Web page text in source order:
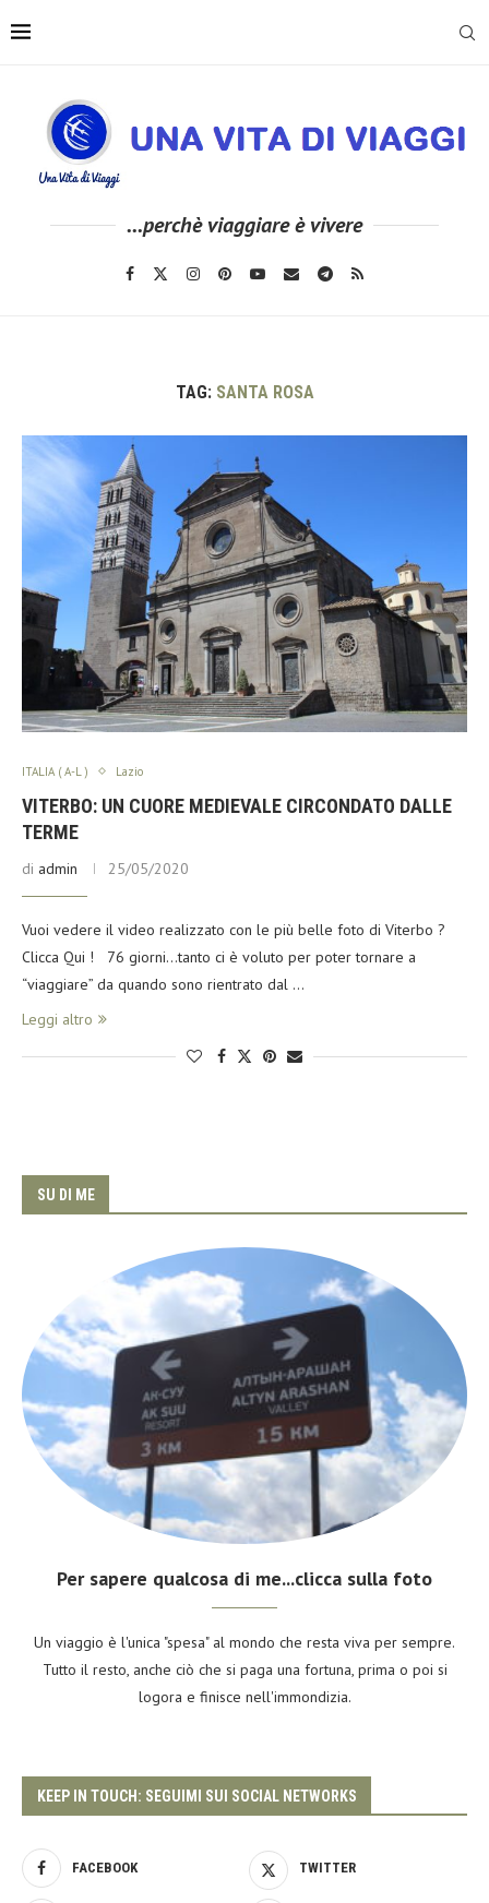
...perchè viaggiare è vivere
TAG: SANTA ROSA
ITALIA ( A-L ) Lazio
VITERBO: UN CUORE MEDIEVALE CIRCONDATO DALLE
TERME
di admin 25/05/2020
Vuoi vedere il video realizzato con le più belle foto di Viterbo ?
Clicca Qui ! 76 giorni…tanto ci è voluto per poter tornare a
“viaggiare” da quando sono rientrato dal …
Leggi altro
SU DI ME
Per sapere qualcosa di me...clicca sulla foto
Un viaggio è l'unica "spesa" al mondo che resta viva per sempre.
Tutto il resto, anche ciò che si paga una fortuna, prima o poi si
logora e finisce nell'immondizia.
KEEP IN TOUCH: SEGUIMI SUI SOCIAL NETWORKS
FACEBOOK TWITTER